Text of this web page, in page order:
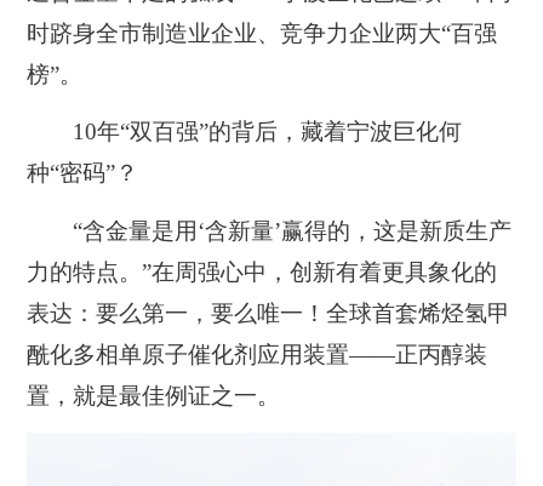
时跻身全市制造业企业、竞争力企业两大“百强
榜”。
10年“双百强”的背后，藏着宁波巨化何
种“密码”？
“含金量是用‘含新量’赢得的，这是新质生产
力的特点。”在周强心中，创新有着更具象化的
表达：要么第一，要么唯一 ！全球首套烯烃氢甲
酰化多相单原子催化剂应用装置——正丙醇装
置，就是最佳例证之一。